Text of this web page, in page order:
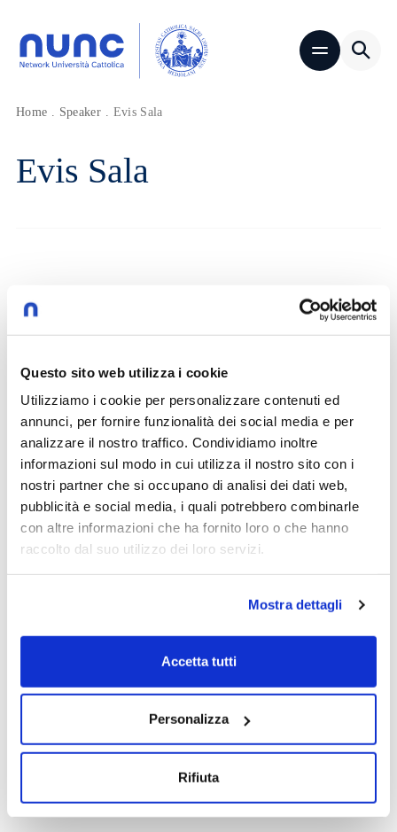
Questo sito web utilizza i cookie
Utilizziamo i cookie per personalizzare contenuti ed
annunci, per fornire funzionalità dei social media e per
analizzare il nostro traffico. Condividiamo inoltre
informazioni sul modo in cui utilizza il nostro sito con i
nostri partner che si occupano di analisi dei dati web,
pubblicità e social media, i quali potrebbero combinarle
con altre informazioni che ha fornito loro o che hanno
raccolto dal suo utilizzo dei loro servizi.
Mostra dettagli
Accetta tutti
Personalizza
Rifiuta
Home . Speaker . Evis Sala
Evis Sala